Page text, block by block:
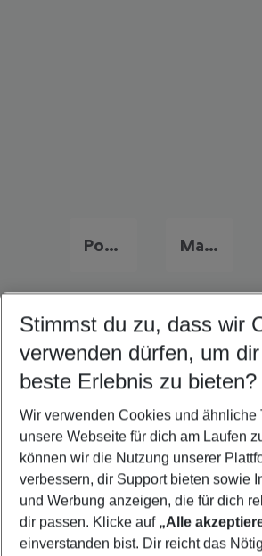
Portugal Urlaub Malta Urlaub
Quicklinks
Flug & Hotel Cadiz
Frübucher Angebote Cadiz für
Last Minute Cadiz
Familienurlaub Cadiz
Urlaub Cadiz
Stimmst du zu, dass wir
verwenden dürfen, um
beste Erlebnis zu bieten?
Wir verwenden Cookies und ähnliche
unsere Webseite für dich am Laufen
können wir die Nutzung unserer
verbessern, dir Support bieten sowie
und Werbung anzeigen, die für dich
dir passen. Klicke auf „Alle
einverstanden bist. Dir reicht das